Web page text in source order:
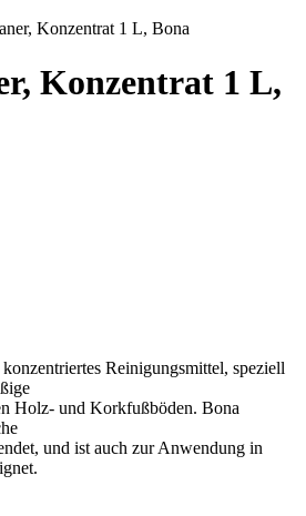
Konzentrat 1 L, Bona
Konzentrat 1 L,
Reinigungsmittel, speziell
Holz- und Korkfußböden. Bona
und ist auch zur Anwendung in